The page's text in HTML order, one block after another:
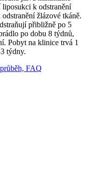
k odstranění
žlázové tkáně.
přibližně po 5
po dobu 8 týdnů,
Pobyt na klinice trvá 1
týdny.
FAQ